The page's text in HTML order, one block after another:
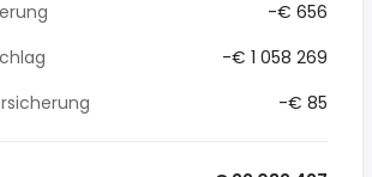
-€ 656
-€ 1 058 269
-€ 85